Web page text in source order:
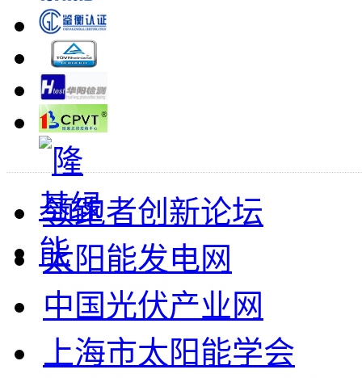
领跑者创新论坛
太阳能发电网
中国光伏产业网
上海市太阳能学会